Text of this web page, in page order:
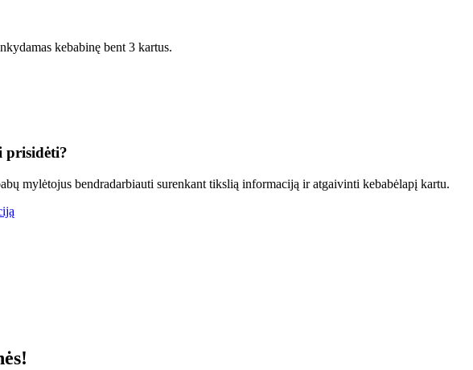
kebabinę bent 3 kartus.
prisidėti?
mylėtojus bendradarbiauti surenkant tikslią informaciją ir atgaivinti kebabėlapį kartu.